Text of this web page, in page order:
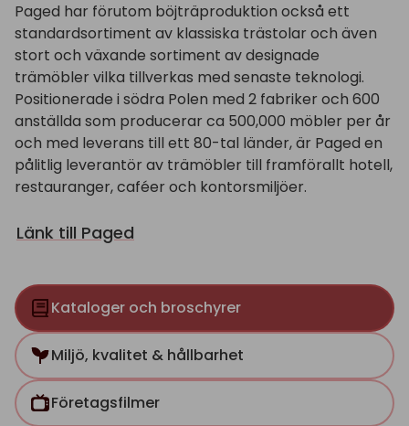
Paged har förutom böjträproduktion också ett
standardsortiment av klassiska trästolar och även
stort och växande sortiment av designade
trämöbler vilka tillverkas med senaste teknologi.
Positionerade i södra Polen med 2 fabriker och 600
anställda som producerar ca 500,000 möbler per år
och med leverans till ett 80-tal länder, är Paged en
pålitlig leverantör av trämöbler till framförallt hotell,
restauranger, caféer och kontorsmiljöer.
Länk till Paged
Kataloger och broschyrer
Miljö, kvalitet & hållbarhet
Företagsfilmer